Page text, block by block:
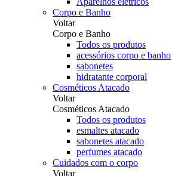
Corpo e Banho
Voltar
Corpo e Banho
Todos os produtos
acessórios corpo e banho
sabonetes
hidratante corporal
Cosméticos Atacado
Voltar
Cosméticos Atacado
Todos os produtos
esmaltes atacado
sabonetes atacado
perfumes atacado
Cuidados com o corpo
Voltar